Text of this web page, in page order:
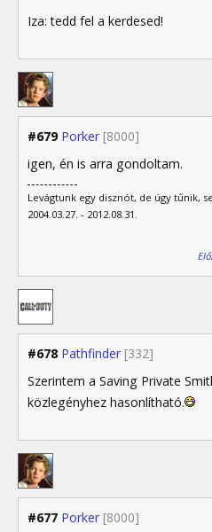
Iza: tedd fel a kerdesed!
#679 Porker [8000]
igen, én is arra gondoltam.
Levágtunk egy disznót, de úgy tűnik,
2004.03.27. - 2012.08.31.
#678 Pathfinder [332]
Szerintem a Saving Private
közlegényhez hasonlítható.
#677 Porker [8000]